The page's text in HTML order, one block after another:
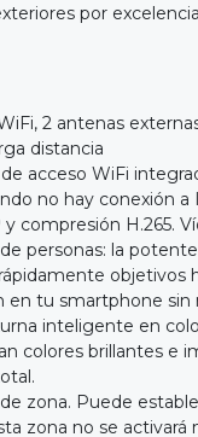
por
2 antenas
distancia
acceso WiFi
no hay conexión
compresión H.265.
personas: la
objetivos
en tu smartphone sin
inteligente en
colores brillantes e
zona. Puede
zona no se activará